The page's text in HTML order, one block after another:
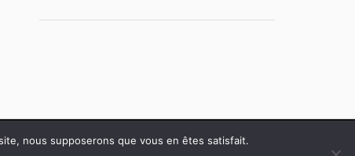
nous supposerons que vous en êtes satisfait.